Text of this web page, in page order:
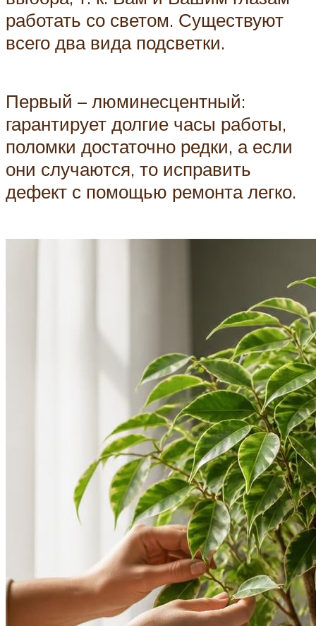
работать со светом. Существуют
всего два вида подсветки.
Первый – люминесцентный:
гарантирует долгие часы работы,
поломки достаточно редки, а если
они случаются, то исправить
дефект с помощью ремонта легко.